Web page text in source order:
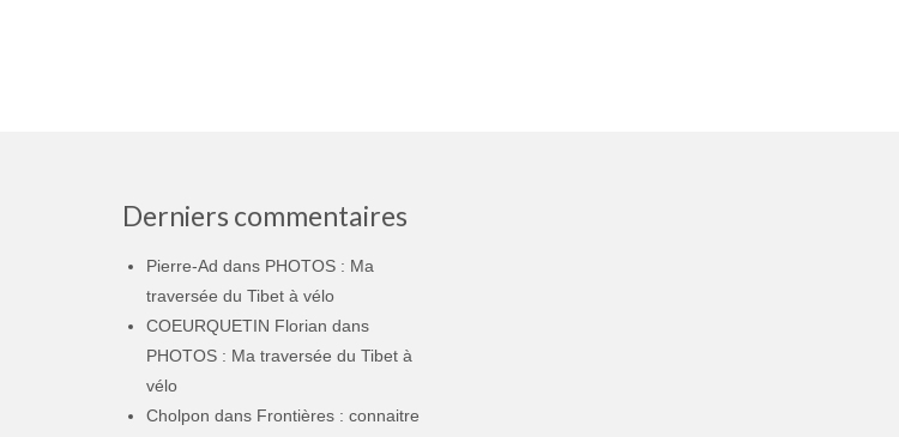
Derniers commentaires
Pierre-Ad dans PHOTOS : Ma
traversée du Tibet à vélo
COEURQUETIN Florian dans
PHOTOS : Ma traversée du Tibet à
vélo
Cholpon dans Frontières : connaitre